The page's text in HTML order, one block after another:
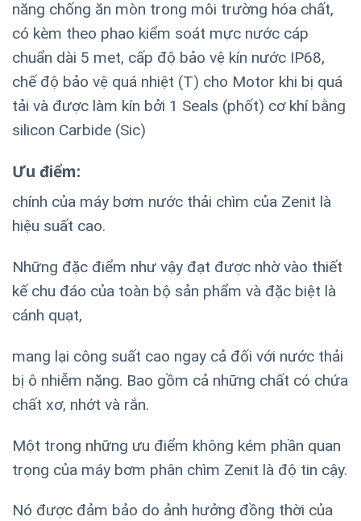
năng chống ăn mòn trong môi trường hóa chất,
có kèm theo phao kiểm soát mực nước cáp
chuẩn dài 5 met, cấp độ bảo vệ kín nước IP68,
chế độ bảo vệ quá nhiệt (T) cho Motor khi bị quá
tải và được làm kín bởi 1 Seals (phốt) cơ khí bằng
silicon Carbide (Sic)
Ưu điểm:
chính của máy bơm nước thải chìm của Zenit là
hiệu suất cao.
Những đặc điểm như vậy đạt được nhờ vào thiết
kế chu đáo của toàn bộ sản phẩm và đặc biệt là
cánh quạt,
mang lại công suất cao ngay cả đối với nước thải
bị ô nhiễm nặng. Bao gồm cả những chất có chứa
chất xơ, nhớt và rắn.
Một trong những ưu điểm không kém phần quan
trọng của máy bơm phân chìm Zenit là độ tin cậy.
Nó được đảm bảo do ảnh hưởng đồng thời của